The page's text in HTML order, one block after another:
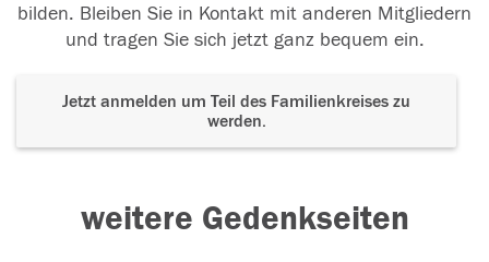
bilden. Bleiben Sie in Kontakt mit anderen Mitgliedern
und tragen Sie sich jetzt ganz bequem ein.
Jetzt anmelden um Teil des Familienkreises zu
werden.
weitere Gedenkseiten